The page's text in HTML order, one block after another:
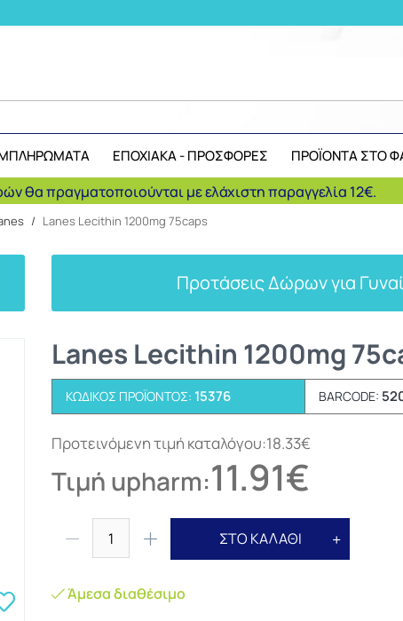
ΕΠΟΧΙΑΚΑ - ΠΡΟΣΦΟΡΕΣ ΠΡΟΪΟΝΤΑ ΣΤΟ
θα πραγματοποιούνται με ελάχιστη παραγγελία 12€.
/ Lanes Lecithin 1200mg 75caps
Προτάσεις Δώρων για
Lanes Lecithin 1200mg
ΚΩΔΙΚΌΣ ΠΡΟΪΌΝΤΟΣ: 15376 BARCODE:
Προτεινόμενη τιμή καταλόγου:18.33€
Τιμή upharm:11.91€
ΣΤΟ ΚΑΛΑΘΙ
Άμεσα διαθέσιμο